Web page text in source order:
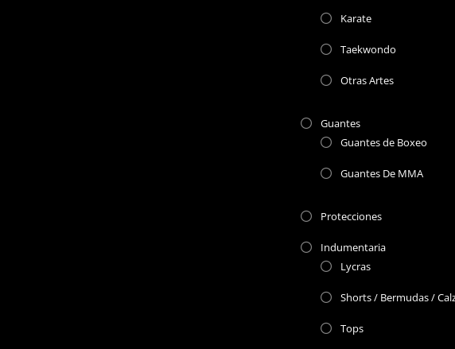
Karate
Taekwondo
Otras Artes
Guantes
Guantes de Boxeo
Guantes De MMA
Protecciones
Indumentaria
Lycras
Shorts / Bermudas /
Tops